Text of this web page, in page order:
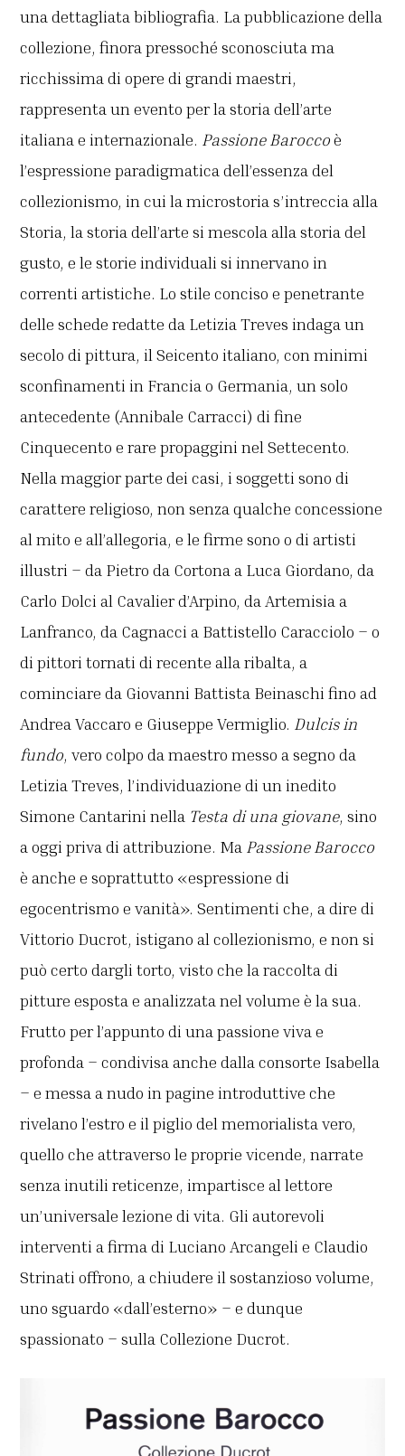
una dettagliata bibliografia. La pubblicazione della
collezione, finora pressoché sconosciuta ma
ricchissima di opere di grandi maestri,
rappresenta un evento per la storia dell’arte
italiana e internazionale. Passione Baroccoè
l’espressione paradigmatica dell’essenza del
collezionismo, in cui la microstoria s’intreccia alla
Storia, la storia dell’arte si mescola alla storia del
gusto, e le storie individuali si innervano in
correnti artistiche. Lo stile conciso e penetrante
delle schede redatte da Letizia Treves indaga un
secolo di pittura, il Seicento italiano, con minimi
sconfinamenti in Francia o Germania, un solo
antecedente (Annibale Carracci) di fine
Cinquecento e rare propaggini nel Settecento.
Nella maggior parte dei casi, i soggetti sono di
carattere religioso, non senza qualche concessione
al mito e all’allegoria, e le firme sono o di artisti
illustri – da Pietro da Cortona a Luca Giordano, da
Carlo Dolci al Cavalier d’Arpino, da Artemisia a
Lanfranco, da Cagnacci a Battistello Caracciolo – o
di pittori tornati di recente alla ribalta, a
cominciare da Giovanni Battista Beinaschi fino ad
Andrea Vaccaro e Giuseppe Vermiglio. Dulcis in
fundo, vero colpo da maestro messo a segno da
Letizia Treves, l’individuazione di un inedito
Simone Cantarini nella Testa di una giovane, sino
a oggi priva di attribuzione. Ma Passione Barocco
è anche e soprattutto «espressione di
egocentrismo e vanità». Sentimenti che, a dire di
Vittorio Ducrot, istigano al collezionismo, e non si
può certo dargli torto, visto che la raccolta di
pitture esposta e analizzata nel volume è la sua.
Frutto per l’appunto di una passione viva e
profonda – condivisa anche dalla consorte Isabella
– e messa a nudo in pagine introduttive che
rivelano l’estro e il piglio del memorialista vero,
quello che attraverso le proprie vicende, narrate
senza inutili reticenze, impartisce al lettore
un’universale lezione di vita. Gli autorevoli
interventi a firma di Luciano Arcangeli e Claudio
Strinati offrono, a chiudere il sostanzioso volume,
uno sguardo «dall’esterno» – e dunque
spassionato – sulla Collezione Ducrot.